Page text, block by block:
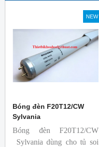
NEW
Bóng đèn F20T12/CW
Sylvania
Bóng đèn F20T12/CW
Sylvania dùng cho tủ soi